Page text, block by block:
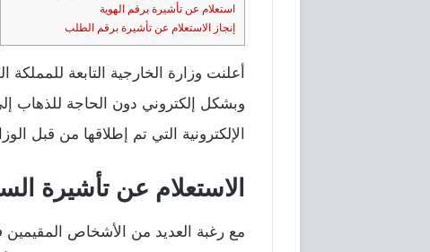
استعلام عن تأشيرة برقم الهوية
إنجاز الاستعلام عن تأشيرة برقم الطلب
أعلنت وزارة الخارجية التابعة
وبشكل إلكتروني دون الحاجة للذهاب
الإلكترونية التي تم إطلاقها من قبل
الاستعلام عن تأشيرة
مع رغبة العديد من الأشخاص المقيمين